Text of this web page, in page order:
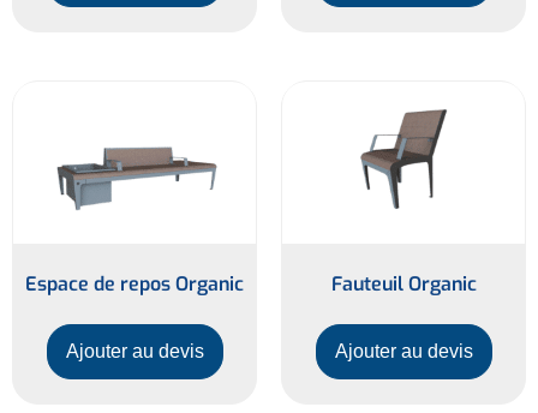
Espace de repos Organic
Ajouter au devis
Fauteuil Organic
Ajouter au devis